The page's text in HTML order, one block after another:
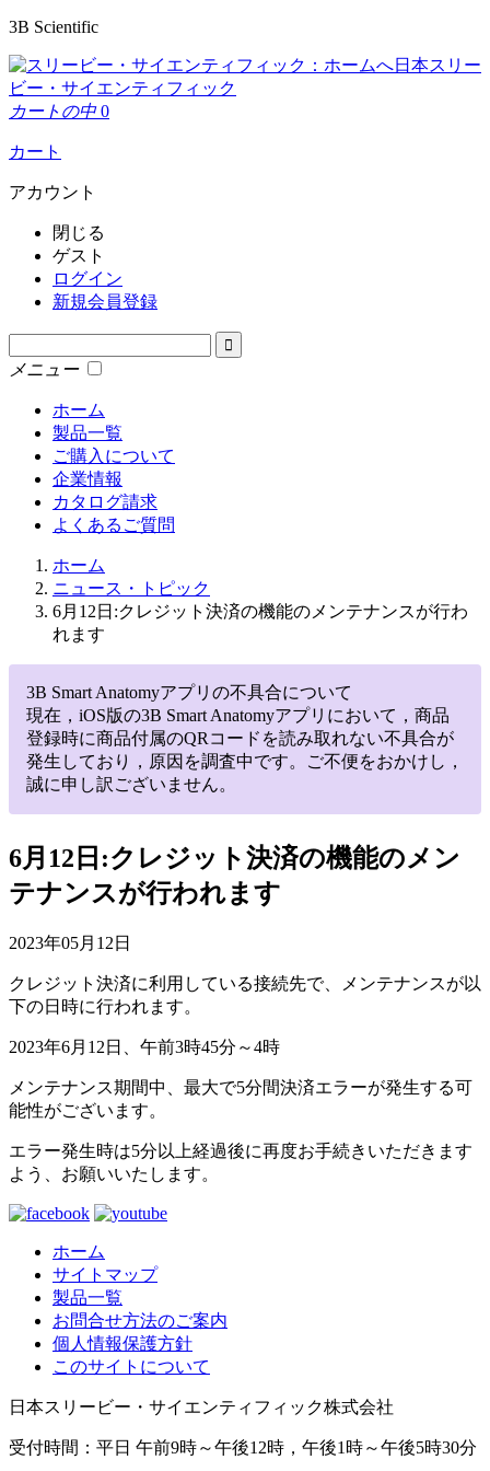
3B Scientific
日本スリー
ビー・サイエンティフィック
カートの中 0
カート
アカウント
閉じる
ゲスト
ログイン
新規会員登録
メニュー
ホーム
製品一覧
ご購入について
企業情報
カタログ請求
よくあるご質問
ホーム
ニュース・トピック
6月12日:クレジット決済の機能のメンテナンスが行わ
れます
3B Smart Anatomyアプリの不具合について
現在，iOS版の3B Smart Anatomyアプリにおいて，商品
登録時に商品付属のQRコードを読み取れない不具合が
発生しており，原因を調査中です。ご不便をおかけし，
誠に申し訳ございません。
6月12日:クレジット決済の機能のメン
テナンスが行われます
2023年05月12日
クレジット決済に利用している接続先で、メンテナンスが以
下の日時に行われます。
2023年6月12日、午前3時45分～4時
メンテナンス期間中、最大で5分間決済エラーが発生する可
能性がございます。
エラー発生時は5分以上経過後に再度お手続きいただきます
よう、お願いいたします。
ホーム
サイトマップ
製品一覧
お問合せ方法のご案内
個人情報保護方針
このサイトについて
日本スリービー・サイエンティフィック株式会社
受付時間：平日 午前9時～午後12時，午後1時～午後5時30分